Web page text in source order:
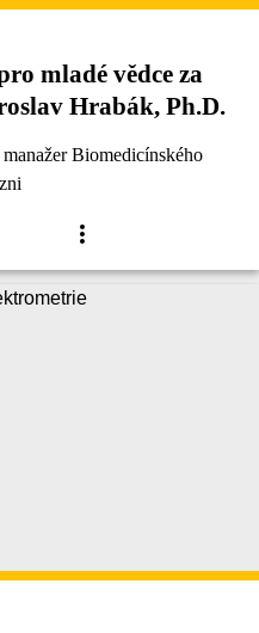
mladé vědce za
Hrabák, Ph.D.
Biomedicínského